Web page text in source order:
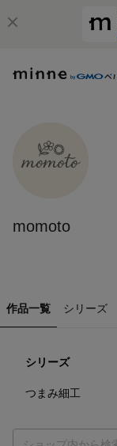
momoto
作品一覧 シリーズ
シリーズ
つまみ細工